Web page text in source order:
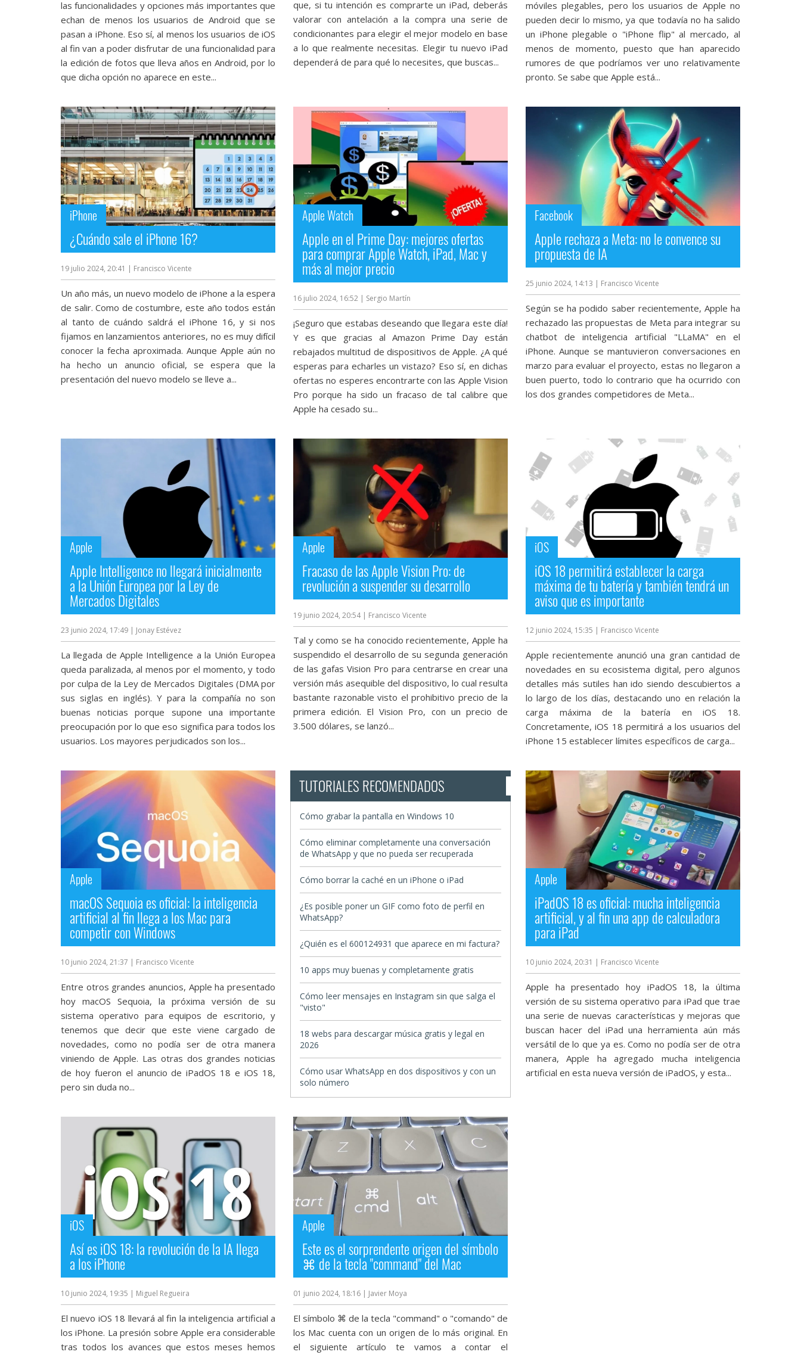
noticias sobre
comparativas,
las funcionalidades y opciones más importantes que
echan de menos los usuarios de Android que se
pasan a iPhone. Eso sí, al menos los usuarios de iOS
al fin van a poder disfrutar de una funcionalidad para
la edición de fotos que lleva años en Android, por lo
que dicha opción no aparece en este...
que, si tu intención es comprarte un iPad, deberás
valorar con antelación a la compra una serie de
condicionantes para elegir el mejor modelo en base
a lo que realmente necesitas. Elegir tu nuevo iPad
dependerá de para qué lo necesites, que buscas...
móviles plegables, pero los usuarios de Apple no
pueden decir lo mismo, ya que todavía no ha salido
un iPhone plegable o "iPhone flip" al mercado, al
menos de momento, puesto que han aparecido
rumores de que podríamos ver uno relativamente
pronto. Se sabe que Apple está...
iPhone
¿Cuándo sale el iPhone 16?
19 julio 2024, 20:41 | Francisco Vicente
Un año más, un nuevo modelo de iPhone a la espera
de salir. Como de costumbre, este año todos están
al tanto de cuándo saldrá el iPhone 16, y si nos
fijamos en lanzamientos anteriores, no es muy difícil
conocer la fecha aproximada. Aunque Apple aún no
ha hecho un anuncio oficial, se espera que la
presentación del nuevo modelo se lleve a...
Apple Watch
Apple en el Prime Day: mejores ofertas
para comprar Apple Watch, iPad, Mac y
más al mejor precio
16 julio 2024, 16:52 | Sergio Martín
¡Seguro que estabas deseando que llegara este día!
Y es que gracias al Amazon Prime Day están
rebajados multitud de dispositivos de Apple. ¿A qué
esperas para echarles un vistazo? Eso sí, en dichas
ofertas no esperes encontrarte con las Apple Vision
Pro porque ha sido un fracaso de tal calibre que
Apple ha cesado su...
Facebook
Apple rechaza a Meta: no le convence su
propuesta de IA
25 junio 2024, 14:13 | Francisco Vicente
Según se ha podido saber recientemente, Apple ha
rechazado las propuestas de Meta para integrar su
chatbot de inteligencia artificial "LLaMA" en el
iPhone. Aunque se mantuvieron conversaciones en
marzo para evaluar el proyecto, estas no llegaron a
buen puerto, todo lo contrario que ha ocurrido con
los dos grandes competidores de Meta...
Apple
Apple Intelligence no llegará inicialmente
a la Unión Europea por la Ley de
Mercados Digitales
23 junio 2024, 17:49 | Jonay Estévez
La llegada de Apple Intelligence a la Unión Europea
queda paralizada, al menos por el momento, y todo
por culpa de la Ley de Mercados Digitales (DMA por
sus siglas en inglés). Y para la compañía no son
buenas noticias porque supone una importante
preocupación por lo que eso significa para todos los
usuarios. Los mayores perjudicados son los...
Apple
Fracaso de las Apple Vision Pro: de
revolución a suspender su desarrollo
19 junio 2024, 20:54 | Francisco Vicente
Tal y como se ha conocido recientemente, Apple ha
suspendido el desarrollo de su segunda generación
de las gafas Vision Pro para centrarse en crear una
versión más asequible del dispositivo, lo cual resulta
bastante razonable visto el prohibitivo precio de la
primera edición. El Vision Pro, con un precio de
3.500 dólares, se lanzó...
iOS
iOS 18 permitirá establecer la carga
máxima de tu batería y también tendrá un
aviso que es importante
12 junio 2024, 15:35 | Francisco Vicente
Apple recientemente anunció una gran cantidad de
novedades en su ecosistema digital, pero algunos
detalles más sutiles han ido siendo descubiertos a
lo largo de los días, destacando uno en relación la
carga máxima de la batería en iOS 18.
Concretamente, iOS 18 permitirá a los usuarios del
iPhone 15 establecer límites específicos de carga...
Apple
macOS Sequoia es oficial: la inteligencia
artificial al fin llega a los Mac para
competir con Windows
10 junio 2024, 21:37 | Francisco Vicente
Entre otros grandes anuncios, Apple ha presentado
hoy macOS Sequoia, la próxima versión de su
sistema operativo para equipos de escritorio, y
tenemos que decir que este viene cargado de
novedades, como no podía ser de otra manera
viniendo de Apple. Las otras dos grandes noticias
de hoy fueron el anuncio de iPadOS 18 e iOS 18,
pero sin duda no...
TUTORIALES RECOMENDADOS
Cómo grabar la pantalla en Windows 10
Cómo eliminar completamente una conversación
de WhatsApp y que no pueda ser recuperada
Cómo borrar la caché en un iPhone o iPad
¿Es posible poner un GIF como foto de perfil en
WhatsApp?
¿Quién es el 600124931 que aparece en mi factura?
10 apps muy buenas y completamente gratis
Cómo leer mensajes en Instagram sin que salga el
"visto"
18 webs para descargar música gratis y legal en
2026
Cómo usar WhatsApp en dos dispositivos y con un
solo número
Apple
iPadOS 18 es oficial: mucha inteligencia
artificial, y al fin una app de calculadora
para iPad
10 junio 2024, 20:31 | Francisco Vicente
Apple ha presentado hoy iPadOS 18, la última
versión de su sistema operativo para iPad que trae
una serie de nuevas características y mejoras que
buscan hacer del iPad una herramienta aún más
versátil de lo que ya es. Como no podía ser de otra
manera, Apple ha agregado mucha inteligencia
artificial en esta nueva versión de iPadOS, y esta...
iOS
Así es iOS 18: la revolución de la IA llega
a los iPhone
10 junio 2024, 19:35 | Miguel Regueira
El nuevo iOS 18 llevará al fin la inteligencia artificial a
los iPhone. La presión sobre Apple era considerable
tras todos los avances que estos meses hemos
Apple
Este es el sorprendente origen del símbolo
⌘ de la tecla "command" del Mac
01 junio 2024, 18:16 | Javier Moya
El símbolo ⌘ de la tecla "command" o "comando" de
los Mac cuenta con un origen de lo más original. En
el siguiente artículo te vamos a contar el